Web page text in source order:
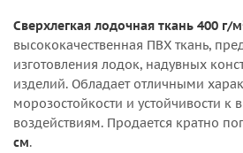
Сверхлегкая лодочная ткань 400 г/
высококачественная ПВХ ткань,
изготовления лодок, надувных
изделий. Обладает отличными
морозостойкости и устойчивости к
воздействиям. Продается кратно
см.